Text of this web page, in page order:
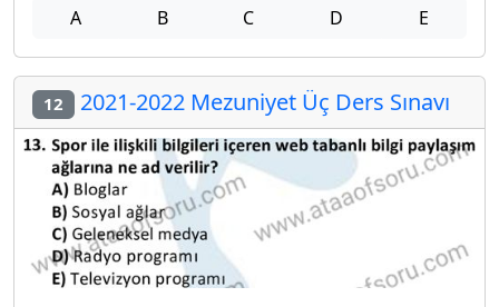
A B C D E
12 2021-2022 Mezuniyet Üç Ders Sınavı